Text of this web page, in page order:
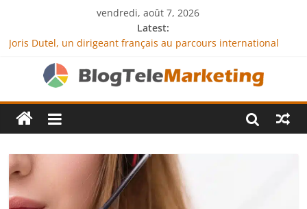
vendredi, août 7, 2026
Latest:
Joris Dutel, un dirigeant français au parcours international
Agria Assurance Animaux : comment l’entreprise se
démarque-t-elle de la concurrence ?
JCA Academy : l’excellence au service de l’indépendance
financière
Denis Bouclon : la diplomatie éducative comme moteur de
Next Terra International : des solutions logistiques au service
du commerce international